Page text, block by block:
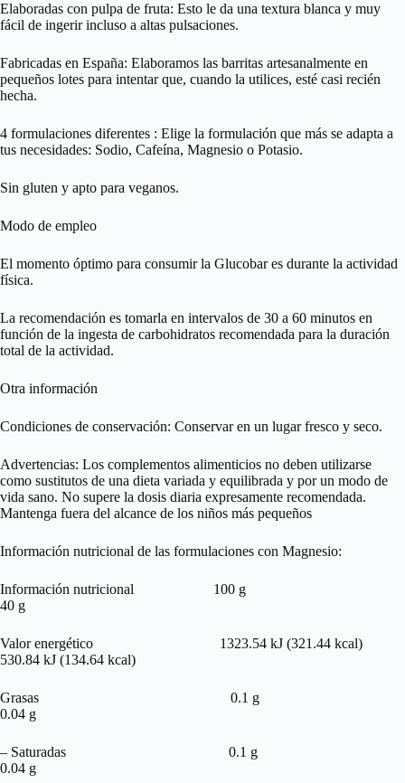
Elaboradas con pulpa de fruta: Esto le da una textura blanca y muy
fácil de ingerir incluso a altas pulsaciones.
Fabricadas en España: Elaboramos las barritas artesanalmente en
pequeños lotes para intentar que, cuando la utilices, esté casi recién
hecha.
4 formulaciones diferentes : Elige la formulación que más se adapta a
tus necesidades: Sodio, Cafeína, Magnesio o Potasio.
Sin gluten y apto para veganos.
Modo de empleo
El momento óptimo para consumir la Glucobar es durante la actividad
física.
La recomendación es tomarla en intervalos de 30 a 60 minutos en
función de la ingesta de carbohidratos recomendada para la duración
total de la actividad.
Otra información
Condiciones de conservación: Conservar en un lugar fresco y seco.
Advertencias: Los complementos alimenticios no deben utilizarse
como sustitutos de una dieta variada y equilibrada y por un modo de
vida sano. No supere la dosis diaria expresamente recomendada.
Mantenga fuera del alcance de los niños más pequeños
Información nutricional de las formulaciones con Magnesio:
Información nutricional 100 g
40 g
Valor energético 1323.54 kJ (321.44 kcal)
530.84 kJ (134.64 kcal)
Grasas 0.1 g
0.04 g
– Saturadas 0.1 g
0.04 g